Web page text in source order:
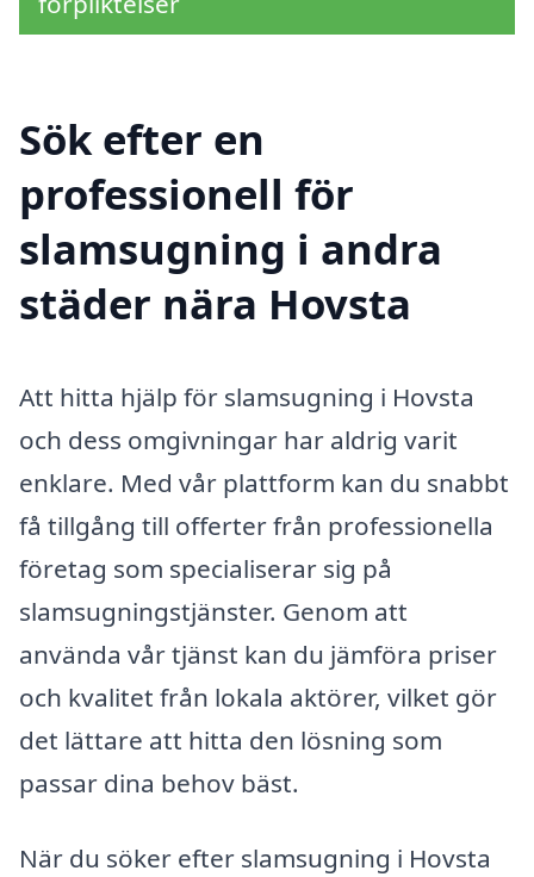
Sök efter en
professionell för
slamsugning i andra
städer nära Hovsta
Att hitta hjälp för slamsugning i Hovsta
och dess omgivningar har aldrig varit
enklare. Med vår plattform kan du snabbt
få tillgång till offerter från professionella
företag som specialiserar sig på
slamsugningstjänster. Genom att
använda vår tjänst kan du jämföra priser
och kvalitet från lokala aktörer, vilket gör
det lättare att hitta den lösning som
passar dina behov bäst.
När du söker efter slamsugning i Hovsta